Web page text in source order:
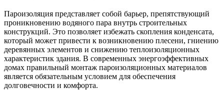
Пароизоляция представляет собой барьер, препятствующий
проникновению водяного пара внутрь строительных
конструкций. Это позволяет избежать скопления конденсата,
который может привести к возникновению плесени, гниению
деревянных элементов и снижению теплоизоляционных
характеристик здания. В современных энергоэффективных
домах правильный монтаж пароизоляционных материалов
является обязательным условием для обеспечения
долговечности и комфорта.